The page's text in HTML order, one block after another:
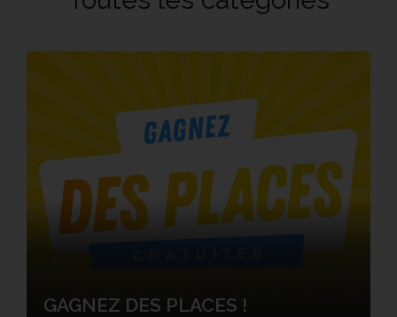
MUSIQUE & SOIRÉES